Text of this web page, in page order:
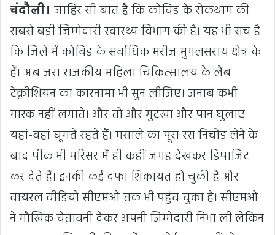
चंदौली। जाहिर सी बात है कि कोविड के रोकथाम की
सबसे बड़ी जिम्मेदारी स्वास्थ्य विभाग की है। यह भी सच है
कि जिले में कोविड के सर्वाधिक मरीज मुगलसराय क्षेत्र के
हैं। अब जरा राजकीय महिला चिकित्सालय के लैब
टेक्नीशियन का कारनामा भी सुन लीजिए। जनाब कभी
मास्क नहीं लगाते। और तो और गुटखा और पान घुलाए
यहां-वहां घूमते रहते हैं। मसाले का पूरा रस निचोड़ लेने के
बाद पीक भी परिसर में ही कहीं जगह देखकर डिपाजिट
कर देते हैं। इनकी कई दफा शिकायत हो चुकी है और
वायरल वीडियो सीएमओ तक भी पहुंच चुका है। सीएमओ
ने मौखिक चेतावनी देकर अपनी जिम्मेदारी निभा ली लेकिन